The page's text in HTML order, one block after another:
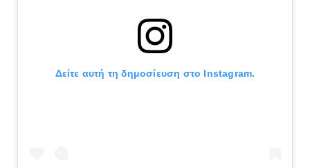
Δείτε αυτή τη δημοσίευση στο Instagram.